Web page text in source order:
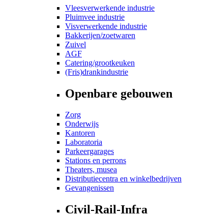
Vleesverwerkende industrie
Pluimvee industrie
Visverwerkende industrie
Bakkerijen/zoetwaren
Zuivel
AGF
Catering/grootkeuken
(Fris)drankindustrie
Openbare gebouwen
Zorg
Onderwijs
Kantoren
Laboratoria
Parkeergarages
Stations en perrons
Theaters, musea
Distributiecentra en winkelbedrijven
Gevangenissen
Civil-Rail-Infra